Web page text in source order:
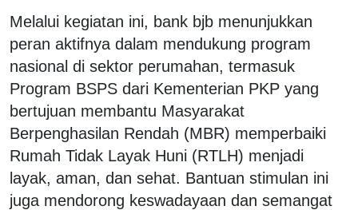
Melalui kegiatan ini, bank bjb menunjukkan
peran aktifnya dalam mendukung program
nasional di sektor perumahan, termasuk
Program BSPS dari Kementerian PKP yang
bertujuan membantu Masyarakat
Berpenghasilan Rendah (MBR) memperbaiki
Rumah Tidak Layak Huni (RTLH) menjadi
layak, aman, dan sehat. Bantuan stimulan ini
juga mendorong keswadayaan dan semangat